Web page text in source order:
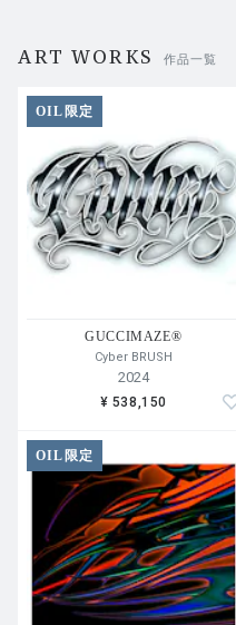
ART WORKS 作品一覧
OIL限定
GUCCIMAZE®︎
Cyber BRUSH
2024
¥ 538,150
OIL限定